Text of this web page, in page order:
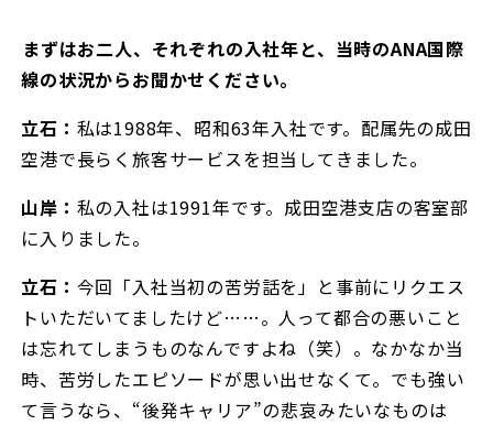
――まずはお二人、それぞれの入社年と、当時のANA国際
線の状況からお聞かせください。
立石： 私は1988年、昭和63年入社です。配属先の成田
空港で長らく旅客サービスを担当してきました。
山岸： 私の入社は1991年です。成田空港支店の客室部
に入りました。
立石： 今回「入社当初の苦労話を」と事前にリクエス
トいただいてましたけど……。人って都合の悪いこと
は忘れてしまうものなんですよね（笑）。なかなか当
時、苦労したエピソードが思い出せなくて。でも強い
て言うなら、“後発キャリア”の悲哀みたいなものは